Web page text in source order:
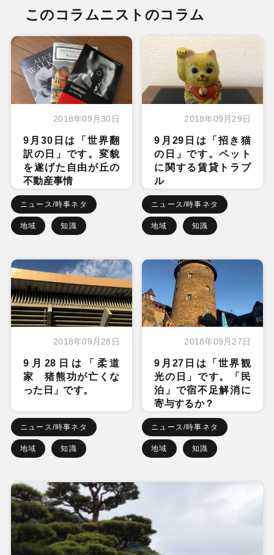
このコラムニストのコラム
2018年09月30日
9月30日は「世界翻
訳の日」です。変貌
を遂げた自由が丘の
不動産事情
ニュース/時事ネタ
地域 知識
2018年09月29日
9月29日は「招き猫
の日」です。ペット
に関する賃貸トラブ
ル
ニュース/時事ネタ
地域 知識
2018年09月28日
9月28日は「柔道
家 猪熊功が亡くな
った日」です。
ニュース/時事ネタ
地域 知識
2018年09月27日
9月27日は「世界観
光の日」です。「民
泊」で宿不足解消に
寄与するか？
ニュース/時事ネタ
地域 知識